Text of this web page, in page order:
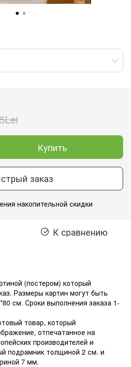
Купить
заказ
накопительной скидки
К сравнению
(постером) который
Размеры картин могут быть
см. Сроки выполнения заказа 1-
товар, который
отпечатанное на
производителей и
подрамник толщиной 2 см. и
7 мм.